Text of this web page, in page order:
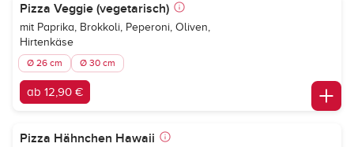
Pizza Veggie (vegetarisch)
mit Paprika, Brokkoli, Peperoni, Oliven,
Hirtenkäse
Ø 26 cm Ø 30 cm
ab 12,90 €
Pizza Hähnchen Hawaii